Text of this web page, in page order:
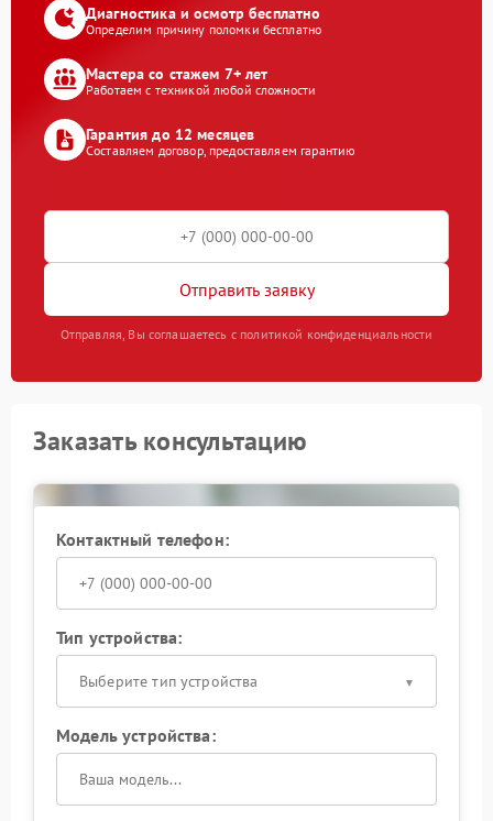
Диагностика и осмотр бесплатно
Определим причину поломки бесплатно
Мастера со стажем 7+ лет
Работаем с техникой любой сложности
Гарантия до 12 месяцев
Составляем договор, предоставляем гарантию
Отправить заявку
Отправляя, Вы соглашаетесь с политикой конфиденциальности
Заказать консультацию
Контактный телефон:
Тип устройства:
Выберите тип устройства
Модель устройства: